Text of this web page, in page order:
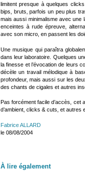
limitent presque à quelques
bips, bruts, parfois un peu plus
mais aussi minimalisme avec une
enceintes à rude épreuve,
avec son micro, en passent les
Une musique qui paraîtra
dans leur laboratoire. Quelques
la finesse et l’évocation de leurs
décèle un travail mélodique à
profondeur, mais aussi sur les
des chants de cigales et autres
Pas forcément facile d’accès, cet
d’ambient, clicks & cuts, et autres
Fabrice ALLARD
le 08/08/2004
À lire également